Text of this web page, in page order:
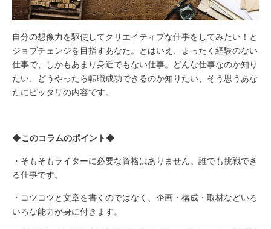
自分の想像力を駆使してクリエイティブな仕事をしてみたい！と
ジョブチェンジを目指すあなた。とはいえ、まったく経験のない
仕事で、しかもあまり身近でもない仕事。どんな仕事なのか知り
たい、どうやったら転職成功できるのか知りたい、そう思うあな
たにピッタリの内容です。
◆このコラムのポイント◆
・そもそもライターに必要な資格はありません。誰でも挑戦でき
る仕事です。
・コツコツと文章を書くのではなく、企画・構成・取材などいろ
いろな能力が身に付きます。